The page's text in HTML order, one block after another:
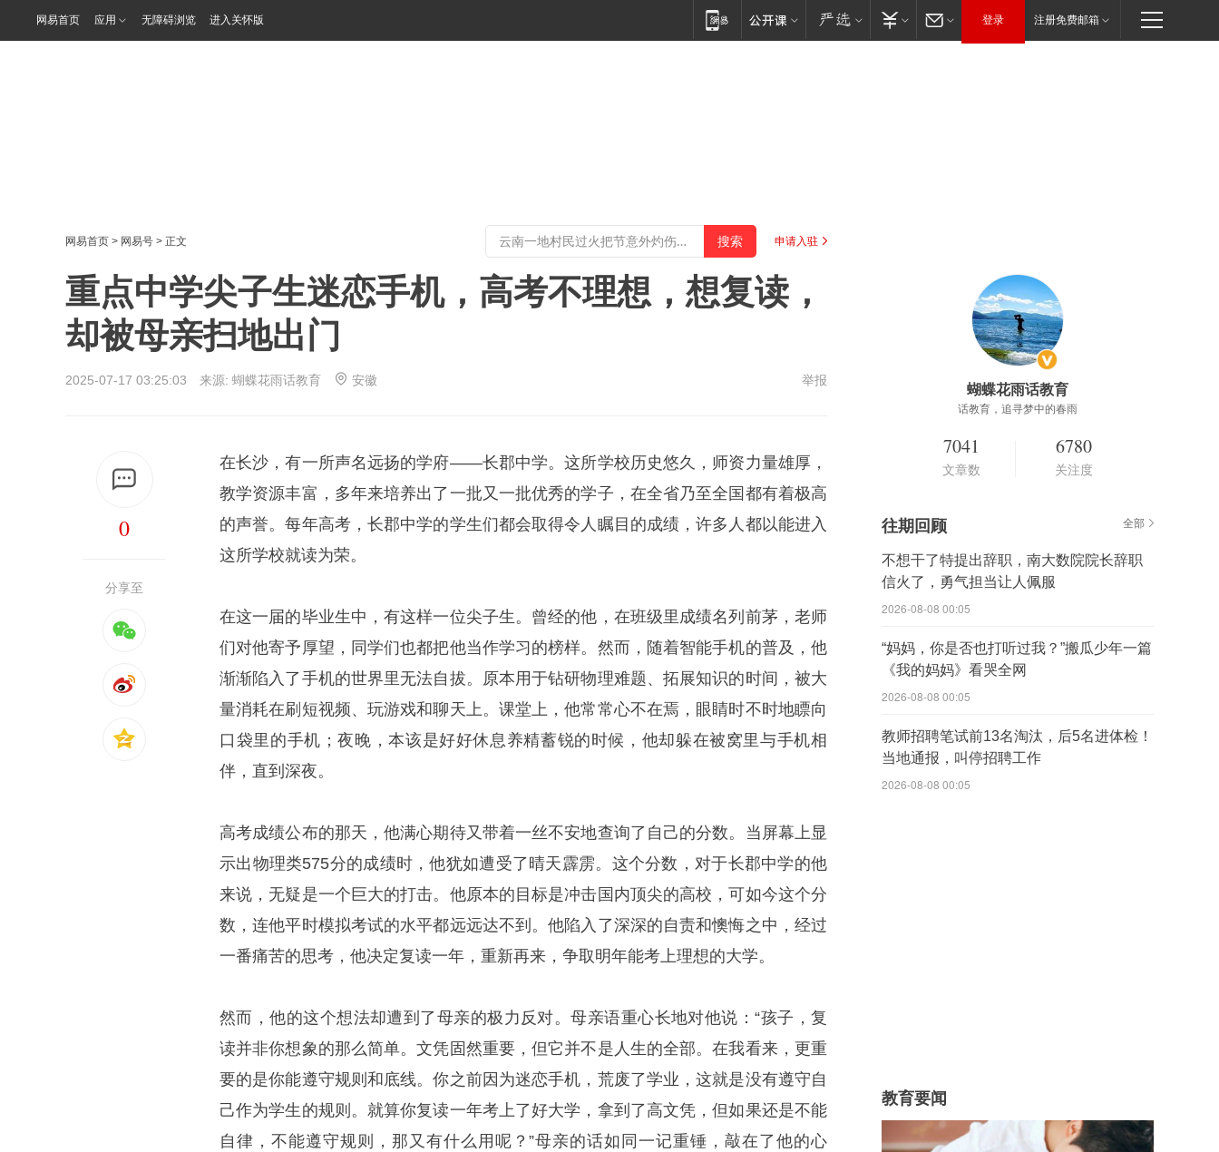
网易首页 应用 无障碍浏览 进入关怀版 登录 注册免费邮箱
网易首页 > 网易号 > 正文 申请入驻
重点中学尖子生迷恋手机，高考不理想，想复读，
却被母亲扫地出门
2025-07-17 03:25:03 来源: 蝴蝶花雨话教育 安徽 举报
0
分享至
在长沙，有一所声名远扬的学府——长郡中学。这所学校历史悠久，师资力量雄厚，
教学资源丰富，多年来培养出了一批又一批优秀的学子，在全省乃至全国都有着极高
的声誉。每年高考，长郡中学的学生们都会取得令人瞩目的成绩，许多人都以能进入
这所学校就读为荣。
在这一届的毕业生中，有这样一位尖子生。曾经的他，在班级里成绩名列前茅，老师
们对他寄予厚望，同学们也都把他当作学习的榜样。然而，随着智能手机的普及，他
渐渐陷入了手机的世界里无法自拔。原本用于钻研物理难题、拓展知识的时间，被大
量消耗在刷短视频、玩游戏和聊天上。课堂上，他常常心不在焉，眼睛时不时地瞟向
口袋里的手机；夜晚，本该是好好休息养精蓄锐的时候，他却躲在被窝里与手机相
伴，直到深夜。
高考成绩公布的那天，他满心期待又带着一丝不安地查询了自己的分数。当屏幕上显
示出物理类575分的成绩时，他犹如遭受了晴天霹雳。这个分数，对于长郡中学的他
来说，无疑是一个巨大的打击。他原本的目标是冲击国内顶尖的高校，可如今这个分
数，连他平时模拟考试的水平都远远达不到。他陷入了深深的自责和懊悔之中，经过
一番痛苦的思考，他决定复读一年，重新再来，争取明年能考上理想的大学。
然而，他的这个想法却遭到了母亲的极力反对。母亲语重心长地对他说：“孩子，复
读并非你想象的那么简单。文凭固然重要，但它并不是人生的全部。在我看来，更重
要的是你能遵守规则和底线。你之前因为迷恋手机，荒废了学业，这就是没有遵守自
己作为学生的规则。就算你复读一年考上了好大学，拿到了高文凭，但如果还是不能
自律，不能遵守规则，那又有什么用呢？”母亲的话如同一记重锤，敲在了他的心
蝴蝶花雨话教育
话教育，追寻梦中的春雨
7041
文章数
6780
关注度
往期回顾 全部
不想干了特提出辞职，南大数院院长辞职
信火了，勇气担当让人佩服
2026-08-08 00:05
“妈妈，你是否也打听过我？”搬瓜少年一篇
《我的妈妈》看哭全网
2026-08-08 00:05
教师招聘笔试前13名淘汰，后5名进体检！
当地通报，叫停招聘工作
2026-08-08 00:05
教育要闻